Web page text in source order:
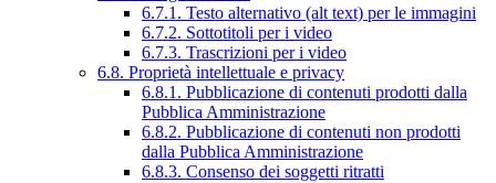
6.7.1. Testo alternativo (alt text) per le immagini
6.7.2. Sottotitoli per i video
6.7.3. Trascrizioni per i video
6.8. Proprietà intellettuale e privacy
6.8.1. Pubblicazione di contenuti prodotti dalla
Pubblica Amministrazione
6.8.2. Pubblicazione di contenuti non prodotti
dalla Pubblica Amministrazione
6.8.3. Consenso dei soggetti ritratti